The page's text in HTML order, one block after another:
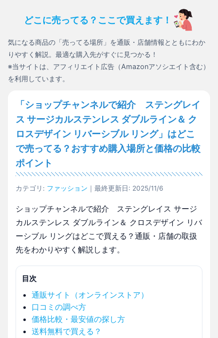
どこに売ってる？ここで買えます！
気になる商品の「売ってる場所」を通販・店舗情報とともにわか
りやすく解説。最適な購入先がすぐに見つかる！
※当サイトは、アフィリエイト広告（Amazonアソシエイト含む）
を利用しています。
「ショップチャンネルで紹介 ステングレイ
ス サージカルステンレス ダブルライン＆ ク
ロスデザイン リバーシブル リング」はどこ
で売ってる？おすすめ購入場所と価格の比較
ポイント
カテゴリ: ファッション ｜最終更新日: 2025/11/6
ショップチャンネルで紹介 ステングレイス サージ
カルステンレス ダブルライン＆ クロスデザイン リバ
ーシブル リングはどこで買える？通販・店舗の取扱
先をわかりやすく解説します。
目次
通販サイト（オンラインストア）
口コミの調べ方
価格比較・最安値の探し方
送料無料で買える？